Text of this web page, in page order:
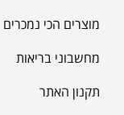
מוצרים הכי נמכרים
מחשבוני בריאות
תקנון האתר